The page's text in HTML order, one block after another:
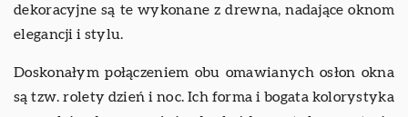
dekoracyjne są te wykonane z drewna, nadające oknom
elegancji i stylu.
Doskonałym połączeniem obu omawianych osłon okna
są tzw. rolety dzień i noc. Ich forma i bogata kolorystyka